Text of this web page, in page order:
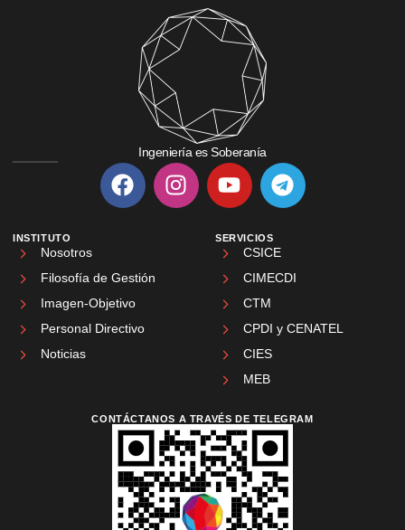
Ingeniería es Soberanía
INSTITUTO
Nosotros
Filosofía de Gestión
Imagen-Objetivo
Personal Directivo
Noticias
SERVICIOS
CSICE
CIMECDI
CTM
CPDI y CENATEL
CIES
MEB
CONTÁCTANOS A TRAVÉS DE TELEGRAM